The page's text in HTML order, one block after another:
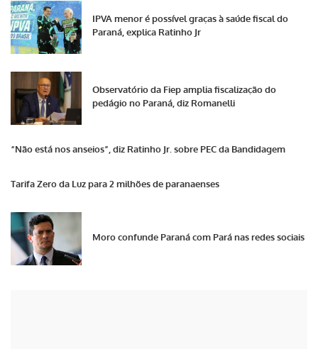
IPVA menor é possível graças à saúde fiscal do
Paraná, explica Ratinho Jr
Observatório da Fiep amplia fiscalização do
pedágio no Paraná, diz Romanelli
“Não está nos anseios”, diz Ratinho Jr. sobre PEC da Bandidagem
Tarifa Zero da Luz para 2 milhões de paranaenses
Moro confunde Paraná com Pará nas redes sociais